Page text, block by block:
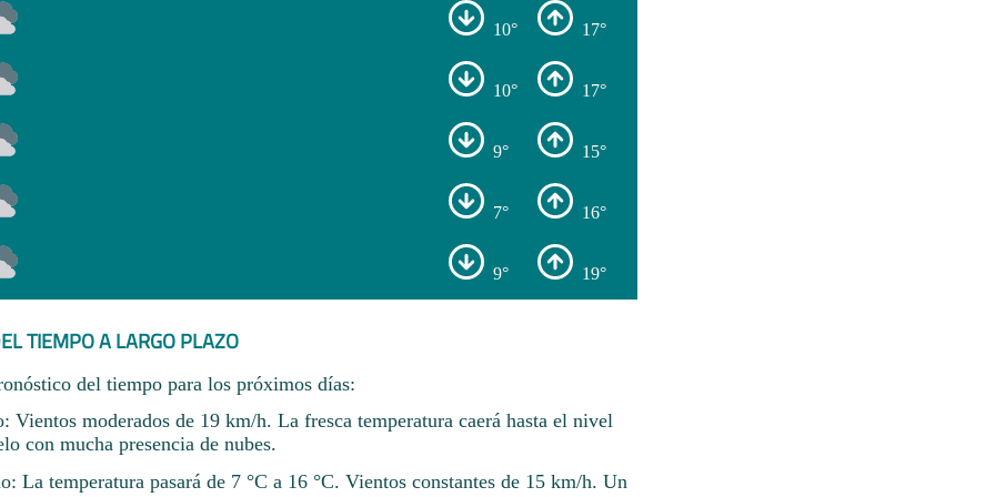
10° 17°
10° 17°
9° 15°
7° 16°
9° 19°
TIEMPO A LARGO PLAZO
del tiempo para los próximos días:
Vientos moderados de 19 km/h. La fresca temperatura caerá hasta el nivel
con mucha presencia de nubes.
La temperatura pasará de 7 °C a 16 °C. Vientos constantes de 15 km/h. Un